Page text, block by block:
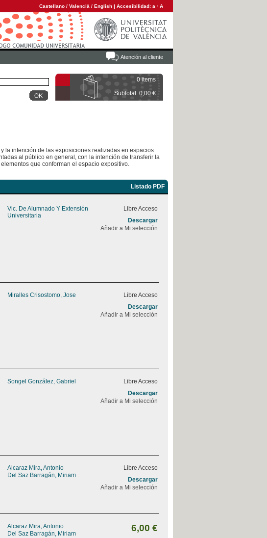
Castellano / Valencià / English | Accesibilidad: a · A
Atención al cliente
0 items
Subtotal: 0,00 €
la intención de las exposiciones realizadas en espacios
al público en general, con la intención de transferir la
que conforman el espacio expositivo.
Listado PDF
Vic. De Alumnado Y Extensión
Universitaria
Libre Acceso
Descargar
Añadir a Mi selección
Miralles Crisostomo, Jose
Libre Acceso
Descargar
Añadir a Mi selección
Songel González, Gabriel
Libre Acceso
Descargar
Añadir a Mi selección
Alcaraz Mira, Antonio
Del Saz Barragán, Miriam
Libre Acceso
Descargar
Añadir a Mi selección
Alcaraz Mira, Antonio
Del Saz Barragán, Miriam
6,00 €